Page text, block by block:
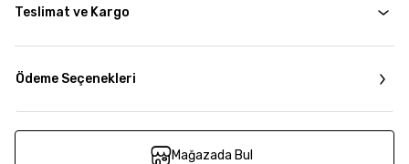
Teslimat ve Kargo
Ödeme Seçenekleri
Mağazada Bul